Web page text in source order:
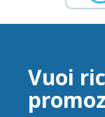
Vuoi